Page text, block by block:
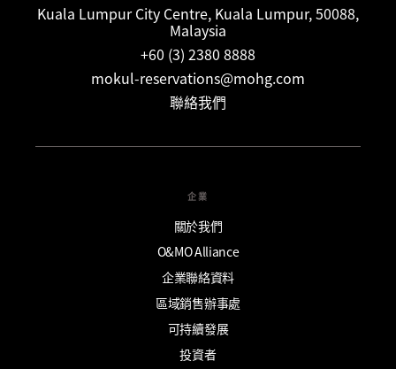
Kuala Lumpur City Centre, Kuala Lumpur, 50088,
Malaysia
+60 (3) 2380 8888
mokul-reservations@mohg.com
聯絡我們
企業
關於我們
O&MO Alliance
企業聯絡資料
區域銷售辦事處
可持續發展
投資者